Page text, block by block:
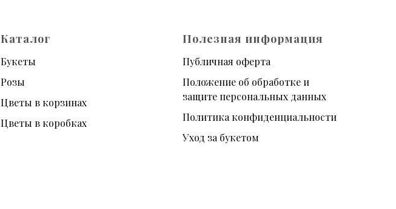
Каталог
Букеты
Розы
Цветы в корзинах
Цветы в коробках
Полезная информация
Публичная оферта
Положение об обработке и
защите персональных данных
Политика конфиденциальности
Уход за букетом